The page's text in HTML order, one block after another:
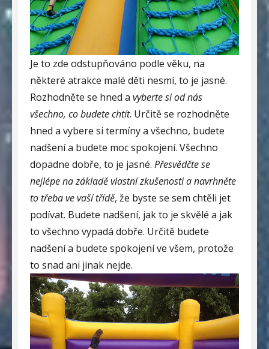
Je to zde odstupňováno podle věku, na
některé atrakce malé děti nesmí, to je jasné.
Rozhodněte se hned a vyberte si od nás
všechno, co budete chtít. Určitě se rozhodněte
hned a vybere si termíny a všechno, budete
nadšení a budete moc spokojení. Všechno
dopadne dobře, to je jasné. Přesvědčte se
nejlépe na základě vlastní zkušenosti a navrhněte
to třeba ve vaší třídě, že byste se sem chtěli jet
podívat. Budete nadšení, jak to je skvělé a jak
to všechno vypadá dobře. Určitě budete
nadšení a budete spokojení ve všem, protože
to snad ani jinak nejde.